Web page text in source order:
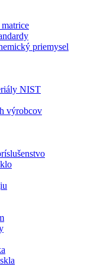
priemysel
NIST
výrobcov